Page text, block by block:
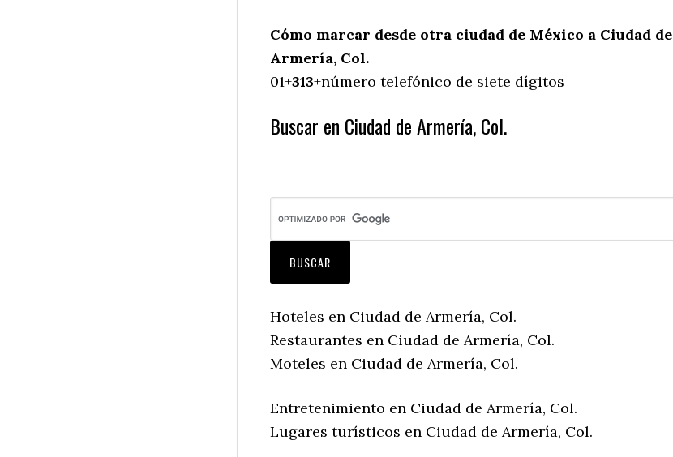
Cómo marcar desde otra ciudad de México a Ciudad de
Armería, Col.
01+313+número telefónico de siete dígitos
Buscar en Ciudad de Armería, Col.
Hoteles en Ciudad de Armería, Col.
Restaurantes en Ciudad de Armería, Col.
Moteles en Ciudad de Armería, Col.
Entretenimiento en Ciudad de Armería, Col.
Lugares turísticos en Ciudad de Armería, Col.